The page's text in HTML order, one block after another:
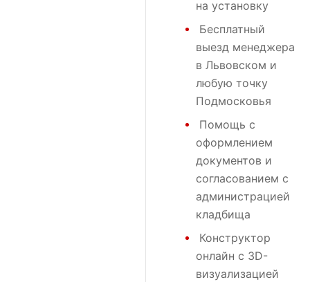
на установку
Бесплатный
выезд менеджера
в Львовском и
любую точку
Подмосковья
Помощь с
оформлением
документов и
согласованием с
администрацией
кладбища
Конструктор
онлайн с 3D-
визуализацией